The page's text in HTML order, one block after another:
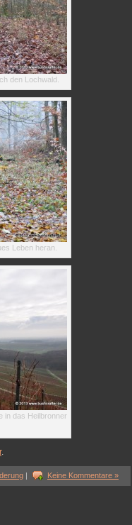
den Lochwald.
Leben heran.
in das Heilbronner
.
| Keine Kommentare »